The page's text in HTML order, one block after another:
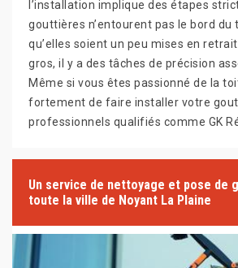
l’installation implique des étapes
gouttières n’entourent pas le bord du
qu’elles soient un peu mises en
gros, il y a des tâches de précision
Même si vous êtes passionné de la
fortement de faire installer votre
professionnels qualifiés comme GK
Un service de nettoyage et pose de
toute la ville de Noyant La Plaine